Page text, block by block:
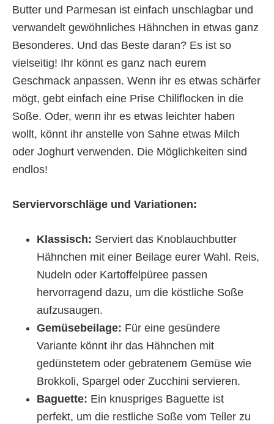
Butter und Parmesan ist einfach unschlagbar und
verwandelt gewöhnliches Hähnchen in etwas ganz
Besonderes. Und das Beste daran? Es ist so
vielseitig! Ihr könnt es ganz nach eurem
Geschmack anpassen. Wenn ihr es etwas schärfer
mögt, gebt einfach eine Prise Chiliflocken in die
Soße. Oder, wenn ihr es etwas leichter haben
wollt, könnt ihr anstelle von Sahne etwas Milch
oder Joghurt verwenden. Die Möglichkeiten sind
endlos!
Serviervorschläge und Variationen:
Klassisch: Serviert das Knoblauchbutter
Hähnchen mit einer Beilage eurer Wahl. Reis,
Nudeln oder Kartoffelpüree passen
hervorragend dazu, um die köstliche Soße
aufzusaugen.
Gemüsebeilage: Für eine gesündere
Variante könnt ihr das Hähnchen mit
gedünstetem oder gebratenem Gemüse wie
Brokkoli, Spargel oder Zucchini servieren.
Baguette: Ein knuspriges Baguette ist
perfekt, um die restliche Soße vom Teller zu